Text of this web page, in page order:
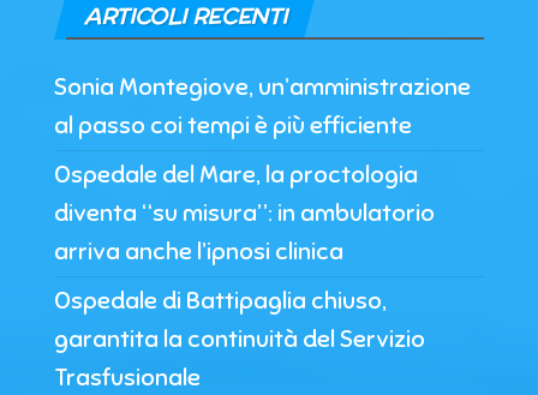
ARTICOLI RECENTI
Sonia Montegiove, un’amministrazione
al passo coi tempi è più efficiente
Ospedale del Mare, la proctologia
diventa “su misura”: in ambulatorio
arriva anche l’ipnosi clinica
Ospedale di Battipaglia chiuso,
garantita la continuità del Servizio
Trasfusionale